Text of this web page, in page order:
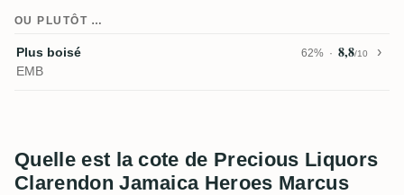
OU PLUTÔT …
Plus boisé 62% 8,8/10
EMB
Quelle est la cote de Precious Liquors
Clarendon Jamaica Heroes Marcus